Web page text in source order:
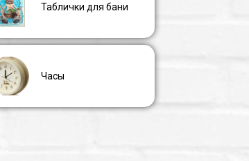
Таблички для бани
Часы